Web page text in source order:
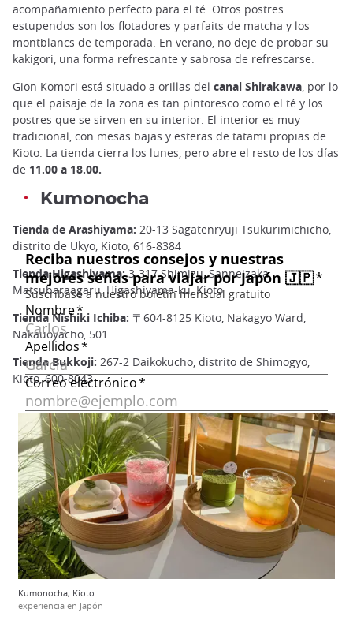
acompañamiento perfecto para el té. Otros postres
estupendos son los flotadores y parfaits de matcha y los
montblancs de temporada. En verano, no deje de probar su
kakigori, una forma refrescante y sabrosa de refrescarse.
Gion Komori está situado a orillas del canal Shirakawa , por lo
que el paisaje de la zona es tan pintoresco como el té y los
postres que se sirven en su interior. El interior es muy
tradicional, con mesas bajas y esteras de tatami propias de
Kioto. La tienda cierra los lunes, pero abre el resto de los días
de 11.00 a 18.00.
Kumonocha
Tienda de Arashiyama: 20-13 Sagatenryuji Tsukurimichicho,
distrito de Ukyo, Kioto, 616-8384
Tienda Higashiyama:3-317 Shimizu, Sanneizaka
Matsubaraagaru, Higashiyama-ku, Kioto
Tienda Nishiki Ichiba: 〒604-8125 Kioto, Nakagyo Ward,
Nakauoyacho, 501
Tienda Bukkoji: 267-2 Daikokucho, distrito de Shimogyo,
Kioto, 600-8043
Kumonocha, Kioto
experiencia en Japón